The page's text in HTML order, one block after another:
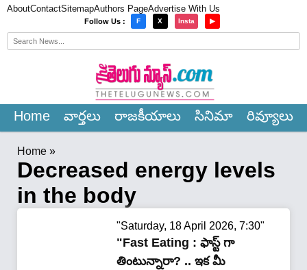
AboutContactSitemapAuthors PageAdvertise With Us
Follow Us : F X Insta ▶
Home వార్త‌లు రాజ‌కీయాలు సినిమా రివ్యూలు
Home »
Decreased energy levels
in the body
"Saturday, 18 April 2026, 7:30"
"Fast Eating : ఫాస్ట్ గా
తింటున్నారా? .. ఇక మీ